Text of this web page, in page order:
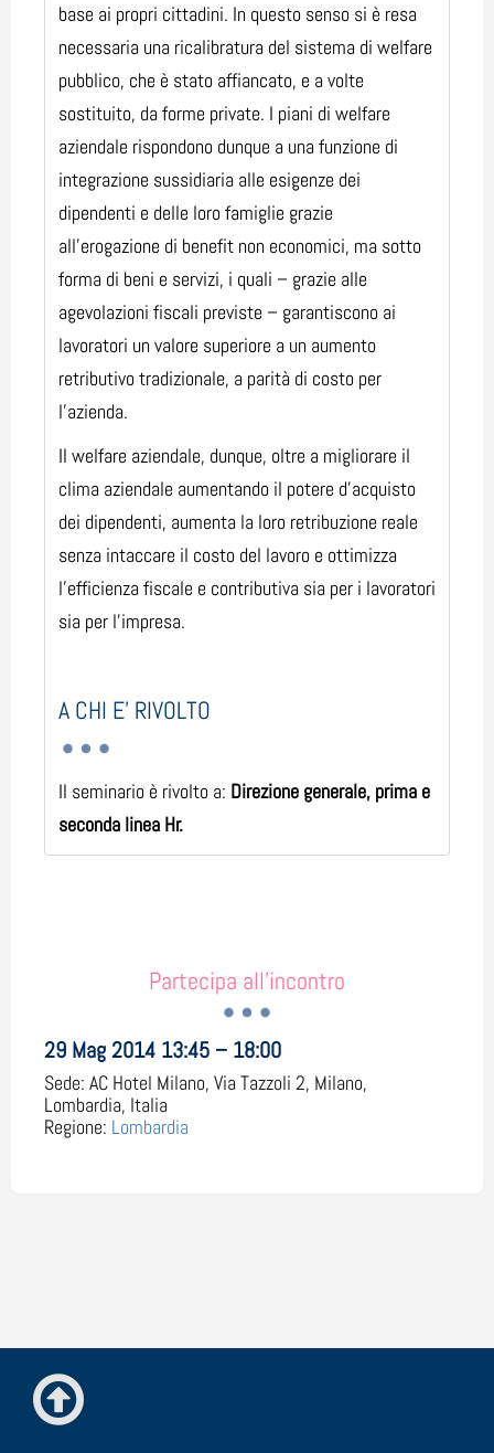
base ai propri cittadini. In questo senso si è resa
necessaria una ricalibratura del sistema di welfare
pubblico, che è stato affiancato, e a volte
sostituito, da forme private. I piani di welfare
aziendale rispondono dunque a una funzione di
integrazione sussidiaria alle esigenze dei
dipendenti e delle loro famiglie grazie
all’erogazione di benefit non economici, ma sotto
forma di beni e servizi, i quali – grazie alle
agevolazioni fiscali previste – garantiscono ai
lavoratori un valore superiore a un aumento
retributivo tradizionale, a parità di costo per
l’azienda.
Il welfare aziendale, dunque, oltre a migliorare il
clima aziendale aumentando il potere d’acquisto
dei dipendenti, aumenta la loro retribuzione reale
senza intaccare il costo del lavoro e ottimizza
l’efficienza fiscale e contributiva sia per i lavoratori
sia per l’impresa.
A CHI E' RIVOLTO
Il seminario è rivolto a: Direzione generale, prima e
seconda linea Hr.
Partecipa all'incontro
29 Mag 2014 13:45 – 18:00
Sede: AC Hotel Milano, Via Tazzoli 2, Milano,
Lombardia, Italia
Regione: Lombardia